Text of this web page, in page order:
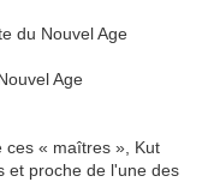
du Nouvel Age
Age
ces « maîtres », Kut
et proche de l'une des